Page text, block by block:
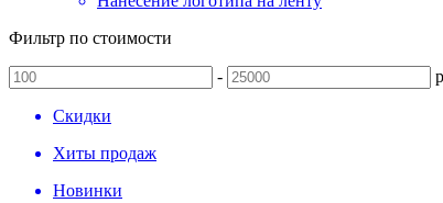
Фильтр по стоимости
-
Скидки
Хиты продаж
Новинки